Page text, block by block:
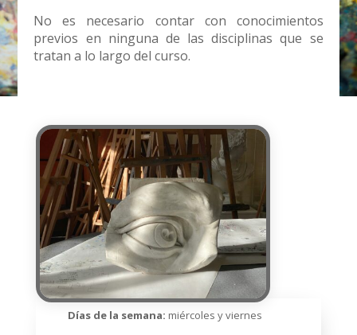
No es necesario contar con conocimientos
previos en ninguna de las disciplinas que se
tratan a lo largo del curso.
Días de la semana: miércoles y viernes